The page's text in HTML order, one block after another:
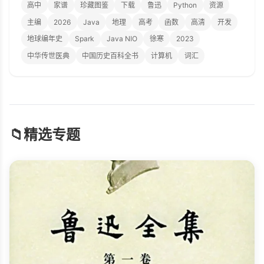
高中
家谱 珍藏图鉴 下载 鲁迅 Python
资源
主编
2026 Java 地理 高考 函数 高清
开发
地球编年史
Spark Java NIO 徐寒
2023
中华传世医典
中国历史百科全书 计算机 词汇
📁精选专题